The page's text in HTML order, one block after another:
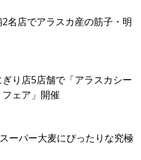
名店でアラスカ産の筋子・明
り店5店舗で「アラスカシー
ェア」開催
ーパー大麦にぴったりな究極